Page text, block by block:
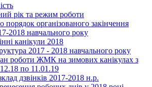
рік та режим роботи
порядок організованого закінчення
2018 навчального року
канікули 2018
2017 - 2018 навчального року
роботи ЖМК на зимових канікулах з
по 11.01.19
дзвінків 2017-2018 н.р.